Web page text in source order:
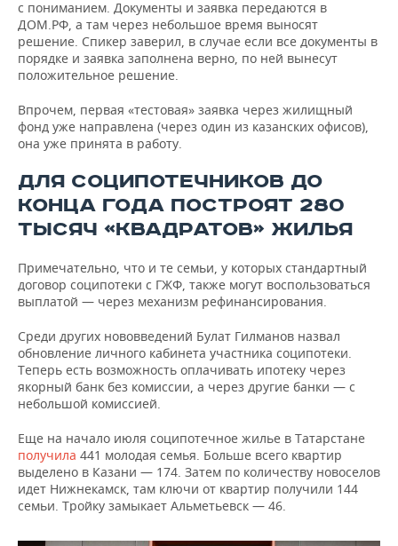
с пониманием. Документы и заявка передаются в
ДОМ.РФ, а там через небольшое время выносят
решение. Спикер заверил, в случае если все документы в
порядке и заявка заполнена верно, по ней вынесут
положительное решение.
Впрочем, первая «тестовая» заявка через жилищный
фонд уже направлена (через один из казанских офисов),
она уже принята в работу.
ДЛЯ СОЦИПОТЕЧНИКОВ ДО
КОНЦА ГОДА ПОСТРОЯТ 280
ТЫСЯЧ «КВАДРАТОВ» ЖИЛЬЯ
Примечательно, что и те семьи, у которых стандартный
договор соципотеки с ГЖФ, также могут воспользоваться
выплатой — через механизм рефинансирования.
Среди других нововведений Булат Гилманов назвал
обновление личного кабинета участника соципотеки.
Теперь есть возможность оплачивать ипотеку через
якорный банк без комиссии, а через другие банки — с
небольшой комиссией.
Еще на начало июля соципотечное жилье в Татарстане
получила 441 молодая семья. Больше всего квартир
выделено в Казани — 174. Затем по количеству новоселов
идет Нижнекамск, там ключи от квартир получили 144
семьи. Тройку замыкает Альметьевск — 46.